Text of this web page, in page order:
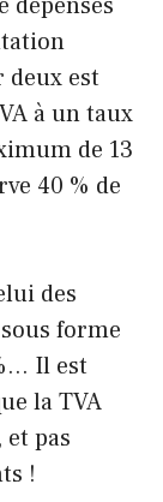
dépenses
deux est
à un taux
de 13
40 % de
des
forme
Il est
la TVA
pas
!